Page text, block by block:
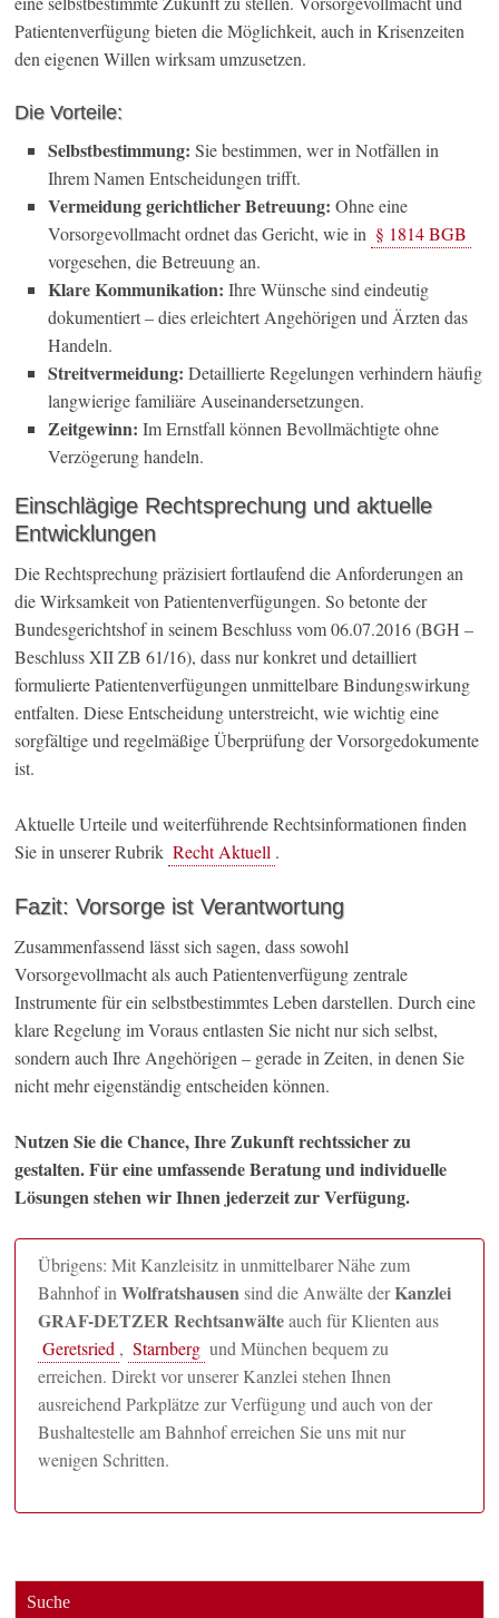
Patientenverfügung bieten die Möglichkeit, auch in Krisenzeiten
den eigenen Willen wirksam umzusetzen.
Die Vorteile:
Selbstbestimmung: Sie bestimmen, wer in Notfällen in
Ihrem Namen Entscheidungen trifft.
Vermeidung gerichtlicher Betreuung: Ohne eine
Vorsorgevollmacht ordnet das Gericht, wie in § 1814 BGB
vorgesehen, die Betreuung an.
Klare Kommunikation: Ihre Wünsche sind eindeutig
dokumentiert – dies erleichtert Angehörigen und Ärzten das
Handeln.
Streitvermeidung: Detaillierte Regelungen verhindern häufig
langwierige familiäre Auseinandersetzungen.
Zeitgewinn: Im Ernstfall können Bevollmächtigte ohne
Verzögerung handeln.
Einschlägige Rechtsprechung und aktuelle
Entwicklungen
Die Rechtsprechung präzisiert fortlaufend die Anforderungen an
die Wirksamkeit von Patientenverfügungen. So betonte der
Bundesgerichtshof in seinem Beschluss vom 06.07.2016 (BGH –
Beschluss XII ZB 61/16), dass nur konkret und detailliert
formulierte Patientenverfügungen unmittelbare Bindungswirkung
entfalten. Diese Entscheidung unterstreicht, wie wichtig eine
sorgfältige und regelmäßige Überprüfung der Vorsorgedokumente
ist.
Aktuelle Urteile und weiterführende Rechtsinformationen finden
Sie in unserer Rubrik Recht Aktuell .
Fazit: Vorsorge ist Verantwortung
Zusammenfassend lässt sich sagen, dass sowohl
Vorsorgevollmacht als auch Patientenverfügung zentrale
Instrumente für ein selbstbestimmtes Leben darstellen. Durch eine
klare Regelung im Voraus entlasten Sie nicht nur sich selbst,
sondern auch Ihre Angehörigen – gerade in Zeiten, in denen Sie
nicht mehr eigenständig entscheiden können.
Nutzen Sie die Chance, Ihre Zukunft rechtssicher zu
gestalten. Für eine umfassende Beratung und individuelle
Lösungen stehen wir Ihnen jederzeit zur Verfügung.
Übrigens: Mit Kanzleisitz in unmittelbarer Nähe zum
Bahnhof inWolfratshausensind die Anwälte derKanzlei
GRAF-DETZER Rechtsanwälteauch für Klienten aus
Geretsried , Starnberg und München bequem zu
erreichen. Direkt vor unserer Kanzlei stehen Ihnen
ausreichend Parkplätze zur Verfügung und auch von der
Bushaltestelle am Bahnhof erreichen Sie uns mit nur
wenigen Schritten.
Suche